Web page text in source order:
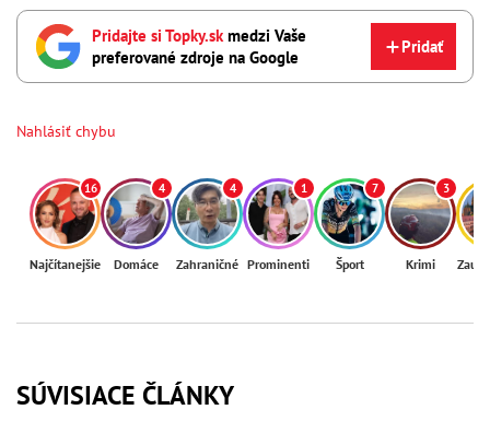
Pridajte si Topky.sk medzi Vaše
preferované zdroje na Google
Pridať
Nahlásiť chybu
16
Najčítanejšie
4
Domáce
4
Zahraničné
1
Prominenti
7
Šport
3
Krimi
SÚVISIACE ČLÁNKY